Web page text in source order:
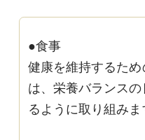
●食事
健康を維持するた
は、栄養バランス
るように取り組みま